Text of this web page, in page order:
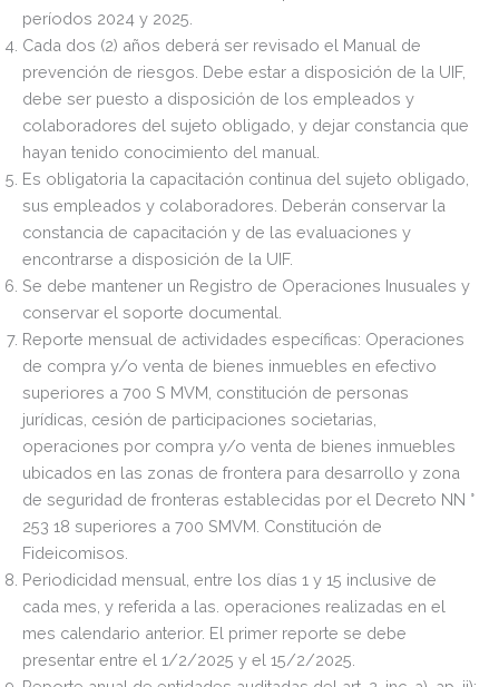
períodos 2024 y 2025.
Cada dos (2) años deberá ser revisado el Manual de
prevención de riesgos. Debe estar a disposición de la UIF,
debe ser puesto a disposición de los empleados y
colaboradores del sujeto obligado, y dejar constancia que
hayan tenido conocimiento del manual.
Es obligatoria la capacitación continua del sujeto obligado,
sus empleados y colaboradores. Deberán conservar la
constancia de capacitación y de las evaluaciones y
encontrarse a disposición de la UIF.
Se debe mantener un Registro de Operaciones Inusuales y
conservar el soporte documental.
Reporte mensual de actividades específicas: Operaciones
de compra y/o venta de bienes inmuebles en efectivo
superiores a 700 S MVM, constitución de personas
jurídicas, cesión de participaciones societarias,
operaciones por compra y/o venta de bienes inmuebles
ubicados en las zonas de frontera para desarrollo y zona
de seguridad de fronteras establecidas por el Decreto NN °
253 18 superiores a 700 SMVM. Constitución de
Fideicomisos.
Periodicidad mensual, entre los días 1 y 15 inclusive de
cada mes, y referida a las. operaciones realizadas en el
mes calendario anterior. El primer reporte se debe
presentar entre el 1/2/2025 y el 15/2/2025.